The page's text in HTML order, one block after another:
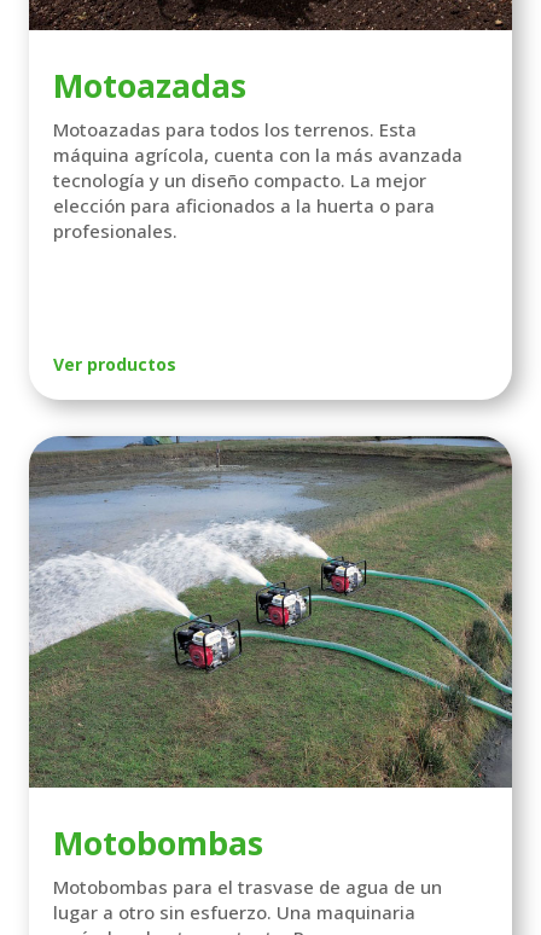
Motoazadas
Motoazadas para todos los terrenos. Esta
máquina agrícola, cuenta con la más avanzada
tecnología y un diseño compacto. La mejor
elección para aficionados a la huerta o para
profesionales.
Ver productos
Motobombas
Motobombas para el trasvase de agua de un
lugar a otro sin esfuerzo. Una maquinaria